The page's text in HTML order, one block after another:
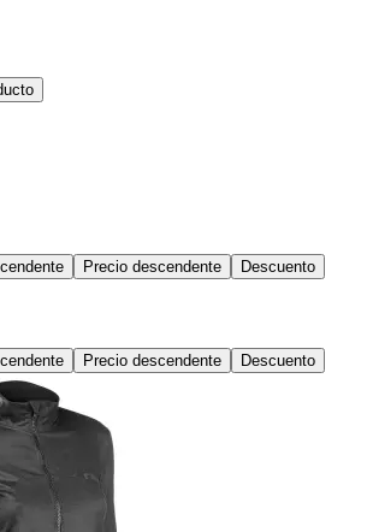
Precio descendente Descuento
Precio descendente Descuento